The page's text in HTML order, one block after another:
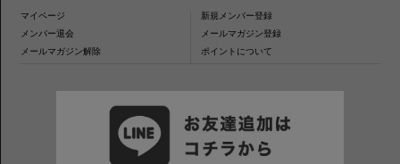
マイページ
新規メンバー登録
メンバー退会
メールマガジン登録
メールマガジン解除
ポイントについて